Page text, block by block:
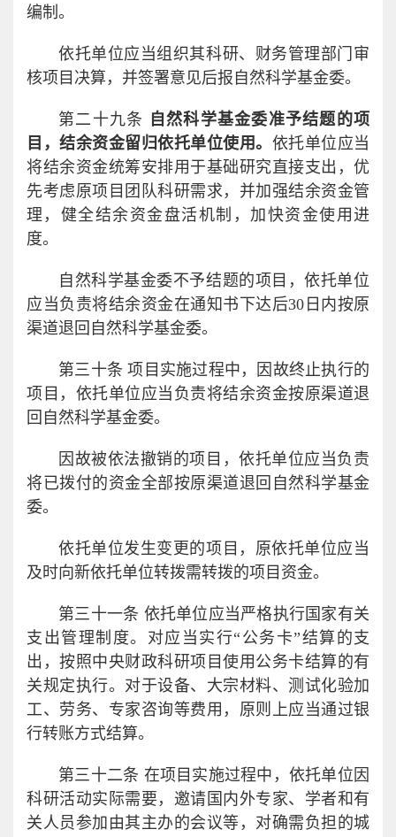
编制。
依托单位应当组织其科研、财务管理部门审
核项目决算，并签署意见后报自然科学基金委。
第二十九条
自然科学基金委准予结题的项
目，结余资金留归依托单位使用。 依托单位应当
将结余资金统筹安排用于基础研究直接支出，优
先考虑原项目团队科研需求，并加强结余资金管
理，健全结余资金盘活机制，加快资金使用进
度。
自然科学基金委不予结题的项目，依托单位
应当负责将结余资金在通知书下达后30日内按原
渠道退回自然科学基金委。
第三十条 项目实施过程中，因故终止执行的
项目，依托单位应当负责将结余资金按原渠道退
回自然科学基金委。
因故被依法撤销的项目，依托单位应当负责
将已拨付的资金全部按原渠道退回自然科学基金
委。
依托单位发生变更的项目，原依托单位应当
及时向新依托单位转拨需转拨的项目资金。
第三十一条 依托单位应当严格执行国家有关
支出管理制度。对应当实行“公务卡”结算的支
出，按照中央财政科研项目使用公务卡结算的有
关规定执行。对于设备、大宗材料、测试化验加
工、劳务、专家咨询等费用，原则上应当通过银
行转账方式结算。
第三十二条 在项目实施过程中，依托单位因
科研活动实际需要，邀请国内外专家、学者和有
关人员参加由其主办的会议等，对确需负担的城